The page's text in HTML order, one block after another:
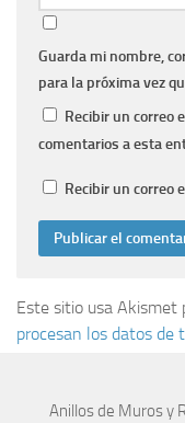
Guarda mi nombre,
para la próxima vez
Recibir un correo
comentarios a esta
Recibir un correo
Este sitio usa Akismet
procesan los datos de
Anillos de Muros y